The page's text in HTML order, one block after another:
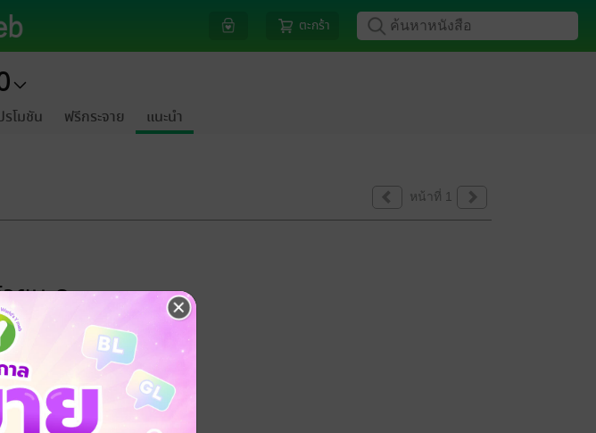
ตะกร้า
รโมชัน ฟรีกระจาย แนะนำ
หน้าที่ 1
ยนะคะ
ที่คุณกำลังชมค่ะ